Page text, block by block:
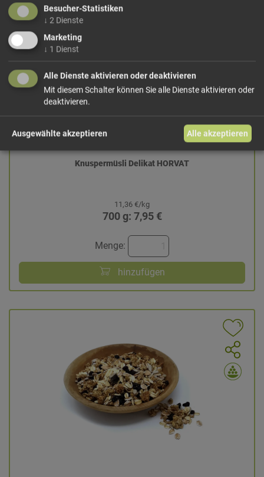
Knuspermüsli Delikat HORVAT
11,36 €/kg
700 g: 7,95 €
Menge:
hinzufügen
Besucher-Statistiken
↓ 2 Dienste
Marketing
↓ 1 Dienst
Alle Dienste aktivieren oder deaktivieren
Mit diesem Schalter können Sie alle Dienste aktivieren oder
deaktivieren.
Ausgewählte akzeptieren Alle akzeptieren